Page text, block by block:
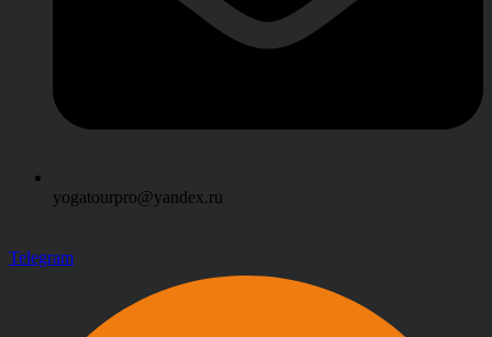
yogatourpro@yandex.ru
Telegram